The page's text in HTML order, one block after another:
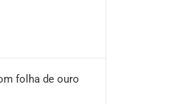
folha de ouro